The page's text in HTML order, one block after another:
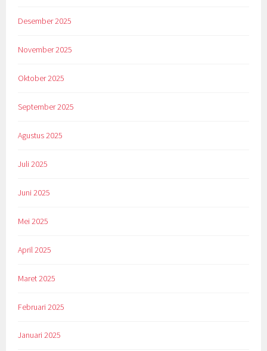
Desember 2025
November 2025
Oktober 2025
September 2025
Agustus 2025
Juli 2025
Juni 2025
Mei 2025
April 2025
Maret 2025
Februari 2025
Januari 2025